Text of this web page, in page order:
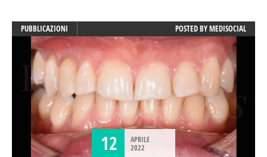
PUBBLICAZIONI POSTED BYMEDISOCIAL
12
APRILE
2022